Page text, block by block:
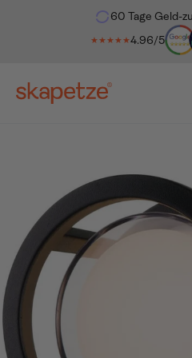
60 Tage Geld-
★★★★★4.96/5